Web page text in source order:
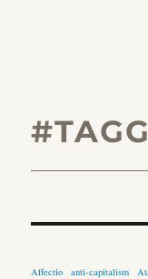
Affectio anti-capitalism